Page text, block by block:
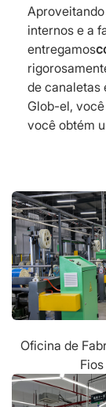
internos e a
entregamos
de canaletas
Glob-el,
você obtém
Oficina de
Fios